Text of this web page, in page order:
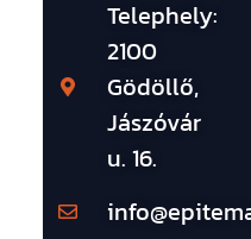
Telephely:
2100
Gödöllő,
Jászóvár
u. 16.